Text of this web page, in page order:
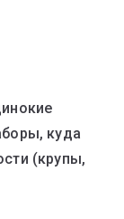
куда
(крупы,